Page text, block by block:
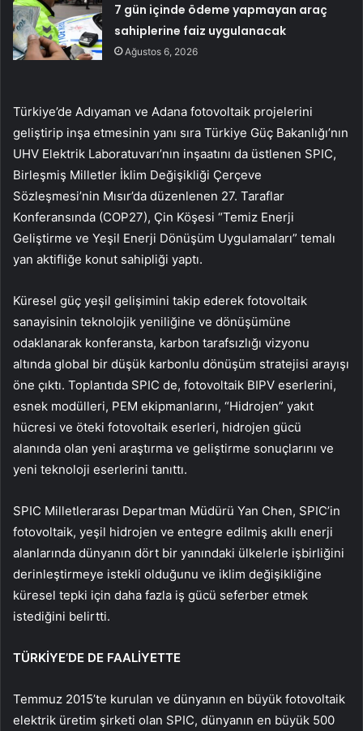
7 gün içinde ödeme yapmayan araç
sahiplerine faiz uygulanacak
Ağustos 6, 2026
Türkiye’de Adıyaman ve Adana fotovoltaik projelerini
geliştirip inşa etmesinin yanı sıra Türkiye Güç Bakanlığı’nın
UHV Elektrik Laboratuvarı’nın inşaatını da üstlenen SPIC,
Birleşmiş Milletler İklim Değişikliği Çerçeve
Sözleşmesi’nin Mısır’da düzenlenen 27. Taraflar
Konferansında (COP27), Çin Köşesi “Temiz Enerji
Geliştirme ve Yeşil Enerji Dönüşüm Uygulamaları” temalı
yan aktifliğe konut sahipliği yaptı.
Küresel güç yeşil gelişimini takip ederek fotovoltaik
sanayisinin teknolojik yeniliğine ve dönüşümüne
odaklanarak konferansta, karbon tarafsızlığı vizyonu
altında global bir düşük karbonlu dönüşüm stratejisi arayışı
öne çıktı. Toplantıda SPIC de, fotovoltaik BIPV eserlerini,
esnek modülleri, PEM ekipmanlarını, “Hidrojen” yakıt
hücresi ve öteki fotovoltaik eserleri, hidrojen gücü
alanında olan yeni araştırma ve geliştirme sonuçlarını ve
yeni teknoloji eserlerini tanıttı.
SPIC Milletlerarası Departman Müdürü Yan Chen, SPIC’in
fotovoltaik, yeşil hidrojen ve entegre edilmiş akıllı enerji
alanlarında dünyanın dört bir yanındaki ülkelerle işbirliğini
derinleştirmeye istekli olduğunu ve iklim değişikliğine
küresel tepki için daha fazla iş gücü seferber etmek
istediğini belirtti.
TÜRKİYE’DE DE FAALİYETTE
Temmuz 2015’te kurulan ve dünyanın en büyük fotovoltaik
elektrik üretim şirketi olan SPIC, dünyanın en büyük 500